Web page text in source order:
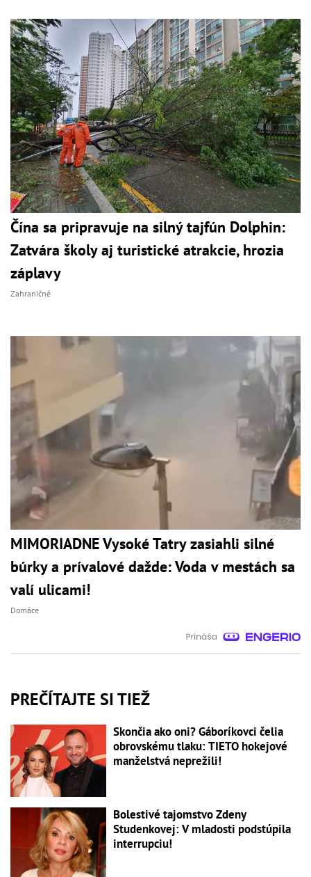
Čína sa pripravuje na silný tajfún Dolphin:
Zatvára školy aj turistické atrakcie, hrozia
záplavy
Zahraničné
MIMORIADNE Vysoké Tatry zasiahli silné
búrky a prívalové dažde: Voda v mestách sa
valí ulicami!
Domáce
PREČÍTAJTE SI TIEŽ
Skončia ako oni? Gáboríkovci čelia
obrovskému tlaku: TIETO hokejové
manželstvá neprežili!
Bolestivé tajomstvo Zdeny
Studenkovej: V mladosti podstúpila
interrupciu!